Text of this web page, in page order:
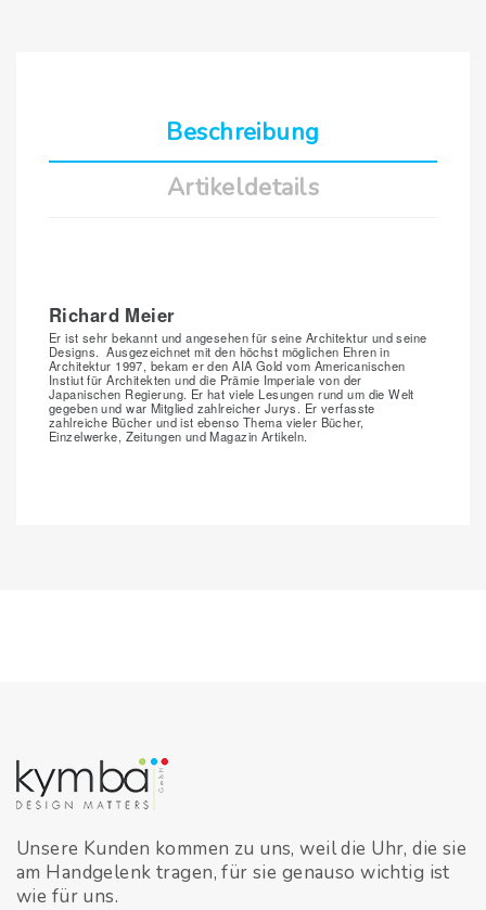
Beschreibung
Artikeldetails
Richard Meier
Er ist sehr bekannt und angesehen für seine Architektur und seine
Designs. Ausgezeichnet mit den höchst möglichen Ehren in
Architektur 1997, bekam er den AIA Gold vom Americanischen
Instiut für Architekten und die Prämie Imperiale von der
Japanischen Regierung. Er hat viele Lesungen rund um die Welt
gegeben und war Mitglied zahlreicher Jurys. Er verfasste
zahlreiche Bücher und ist ebenso Thema vieler Bücher,
Einzelwerke, Zeitungen und Magazin Artikeln.
Unsere Kunden kommen zu uns, weil die Uhr, die sie
am Handgelenk tragen, für sie genauso wichtig ist
wie für uns.